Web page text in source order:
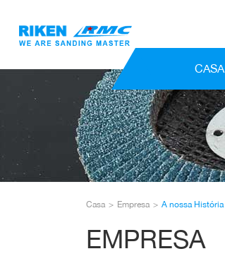
CASA
Casa Empresa A nossa História
EMPRESA